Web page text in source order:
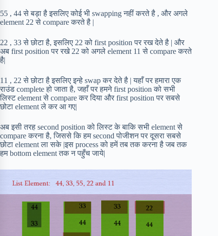
55 , 44 से बड़ा है इसलिए कोई भी swapping नहीं करते है , और अगले
element 22 से compare करते है |
22 , 33 से छोटा है, इसलिए 22 को first position पर रख देते है | और
अब first position पर रखे 22 को अगले element 11 से compare करते
है|
11 , 22 से छोटा है इसलिए इन्हे swap कर देते है | यहाँ पर हमारा एक
राउंड complete हो जाता है, जहाँ पर हमने first position को सभी
लिस्ट element से compare कर दिया और first position पर सबसे
छोटा element ले कर आ गए|
अब इसी तरह second position को लिस्ट के बाकि सभी element से
compare करना है, जिससे कि हम second पोजीशन पर दूसरा सबसे
छोटा element ला सके |इस process को हमें तब तक करना है जब तक
हम bottom element तक न पहुँच जाये|